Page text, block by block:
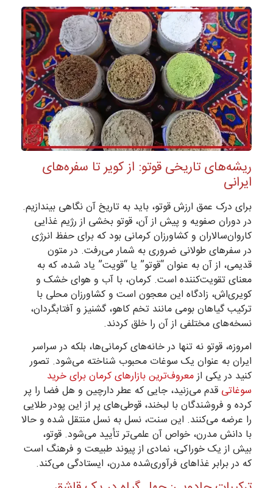
ریشه‌های تاریخی قوتو: از کویر تا سفره‌های
ایرانی
برای درک عمق ارزش قوتو، باید به تاریخ آن نگاهی بیندازیم.
در دوران صفویه و پیش از آن، قوتو بخشی از رژیم غذایی
کاروان‌سالاران و کشاورزان کرمانی بود که برای حفظ انرژی
در سفرهای طولانی ضروری به شمار می‌رفت. در متون
قدیمی، از آن به عنوان “قوتو” یا “قویت” یاد شده، که به
معنای تقویت‌کننده است. کرمان، با آب و هوای خشک و
کویری‌اش، زادگاه این معجون است و کشاورزان محلی با
ترکیب گیاهان بومی مانند تخم کاهو، گشنیز و آفتابگردان،
نسخه‌های مختلفی از آن را خلق کردند.
امروزه، قوتو نه تنها در خانه‌های کرمانی‌ها، بلکه در سراسر
ایران به عنوان یک سوغات محبوب شناخته می‌شود. تصور
کنید در یکی ازمعروف‌ترین بازارهای کرمان برای خرید
سوغاتی قدم می‌زنید، جایی که عطر دارچین و هل فضا را پر
کرده و فروشندگان با لبخند، قوطی‌های پر از این پودر طلایی
را عرضه می‌کنند. این سنت، نسل به نسل منتقل شده و حالا
با دانش مدرن، خواص آن علمی‌تر تأیید می‌شود. قوتو،
بیش از یک خوراکی، نمادی از پیوند طبیعت و فرهنگ است
که در برابر غذاهای فرآوری‌شده مدرن، ایستادگی می‌کند.